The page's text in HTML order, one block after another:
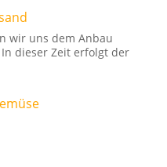
wir uns dem Anbau
dieser Zeit erfolgt der